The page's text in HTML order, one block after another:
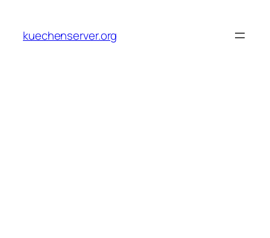
content
kuechenserver.org